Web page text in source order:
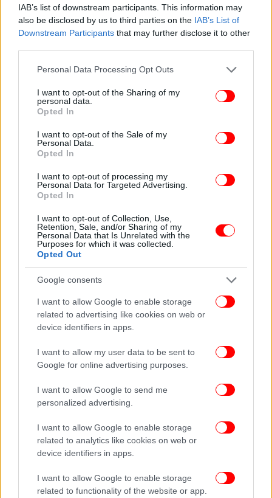
IAB’s list of downstream participants. This information may
also be disclosed by us to third parties on the IAB’s List of
Downstream Participants that may further disclose it to other
Please note that this website/app uses one or more Google
not limited to your visit or usage behaviour. You may click to
grant or deny consent to Google and its third-party tags to
use your data for below specified purposes in below Google
consent section.
Personal Data Processing Opt Outs
I want to opt-out of the Sharing of my
personal data.
Opted In
I want to opt-out of the Sale of my
Personal Data.
Opted In
I want to opt-out of processing my
Personal Data for Targeted Advertising.
Opted In
I want to opt-out of Collection, Use,
Retention, Sale, and/or Sharing of my
Personal Data that Is Unrelated with the
Purposes for which it was collected.
Opted Out
Google consents
I want to allow Google to enable storage
related to advertising like cookies on web or
device identifiers in apps.
I want to allow my user data to be sent to
Google for online advertising purposes.
I want to allow Google to send me
personalized advertising.
I want to allow Google to enable storage
related to analytics like cookies on web or
device identifiers in apps.
I want to allow Google to enable storage
related to functionality of the website or app.
πράγματα για το υπόλοιπο της ημέρας σας;
Μην φάτε για πρωινό τίποτα λιπαρό
καρύδια για τη «μικρή πείνα. στις 10
Το μεσημέρι φάτε κανονικά, τη μισή μερίδα
Για βραδυνό κάντε μόνοι σας μια σούπα (π.χ
μπρόκολο, πατάτα, καρότο) ή φάτε μια μπρουσκέτα
(ψήνετε μια φέτα ψωμί, βάζετε φρέσκια ντομάτα
από πάνω, αλάτι, ρίγανη, λάδι)
και μάθετε
πρώτοι όλες τις ειδήσεις